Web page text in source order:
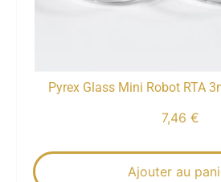
Pyrex Glass Mini Robot RTA
7,46 €
Ajouter au